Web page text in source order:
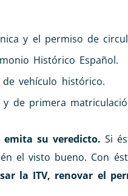
y el permiso de
Histórico Español.
vehículo histórico.
de primera
su veredicto. Si
el visto bueno. Con
la ITV, renovar el